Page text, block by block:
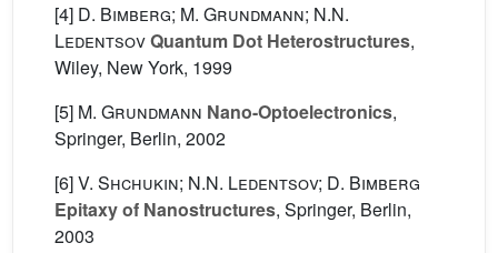
[4] D. Bimberg; M. Grundmann; N.N.
LedentsovQuantum Dot Heterostructures,
Wiley, New York, 1999
[5] M. Grundmann Nano-Optoelectronics,
Springer, Berlin, 2002
[6]V. Shchukin; N.N. Ledentsov; D. Bimberg
Epitaxy of Nanostructures, Springer, Berlin,
2003